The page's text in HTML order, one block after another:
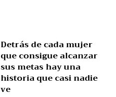
Detrás de cada mujer
que consigue alcanzar
sus metas hay una
historia que casi nadie
ve